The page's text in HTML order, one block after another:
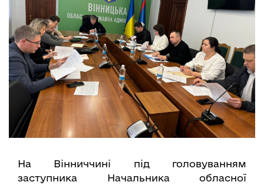
На Вінниччині під головуванням
заступника Начальника обласної